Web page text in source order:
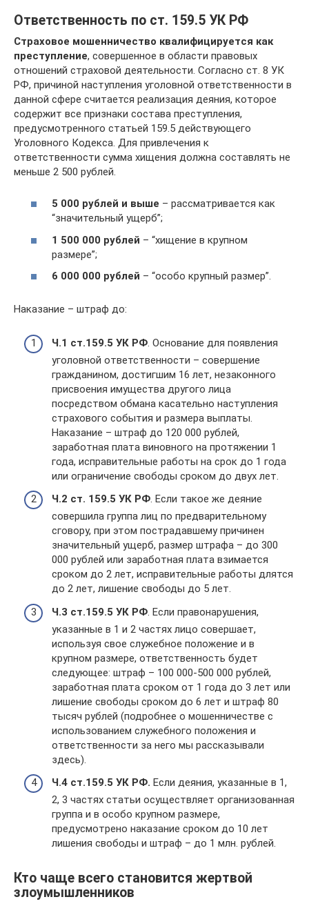
Ответственность по ст. 159.5 УК РФ
Страховое мошенничество квалифицируется как
преступление, совершенное в области правовых
отношений страховой деятельности. Согласно ст. 8 УК
РФ, причиной наступления уголовной ответственности в
данной сфере считается реализация деяния, которое
содержит все признаки состава преступления,
предусмотренного статьей 159.5 действующего
Уголовного Кодекса. Для привлечения к
ответственности сумма хищения должна составлять не
меньше 2 500 рублей.
5 000 рублей и выше – рассматривается как
“значительный ущерб”;
1 500 000 рублей – “хищение в крупном
размере”;
6 000 000 рублей – “особо крупный размер”.
Наказание – штраф до:
Ч.1 ст.159.5 УК РФ . Основание для появления
уголовной ответственности – совершение
гражданином, достигшим 16 лет, незаконного
присвоения имущества другого лица
посредством обмана касательно наступления
страхового события и размера выплаты.
Наказание – штраф до 120 000 рублей,
заработная плата виновного на протяжении 1
года, исправительные работы на срок до 1 года
или ограничение свободы сроком до двух лет.
Ч.2 ст. 159.5 УК РФ. Если такое же деяние
совершила группа лиц по предварительному
сговору, при этом пострадавшему причинен
значительный ущерб, размер штрафа – до 300
000 рублей или заработная плата взимается
сроком до 2 лет, исправительные работы длятся
до 2 лет, лишение свободы до 5 лет.
Ч.3 ст.159.5 УК РФ . Если правонарушения,
указанные в 1 и 2 частях лицо совершает,
используя свое служебное положение и в
крупном размере, ответственность будет
следующее: штраф – 100 000-500 000 рублей,
заработная плата сроком от 1 года до 3 лет или
лишение свободы сроком до 6 лет и штраф 80
тысяч рублей (подробнее о мошенничестве с
использованием служебного положения и
ответственности за него мы рассказывали
здесь).
Ч.4 ст.159.5 УК РФ. Если деяния, указанные в 1,
2, 3 частях статьи осуществляет организованная
группа и в особо крупном размере,
предусмотрено наказание сроком до 10 лет
лишения свободы и штраф – до 1 млн. рублей.
Кто чаще всего становится жертвой
злоумышленников